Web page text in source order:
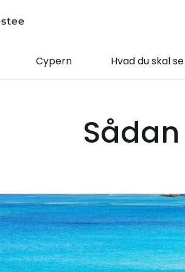
Cypern Hvad du skal se